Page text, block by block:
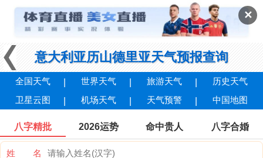
✕
意大利亚历山德里亚天气预报查询
全国天气 世界天气 旅游天气
历史天气
卫星云图
机场天气 天气预警 中国地图
八字精批 2026运势 命中贵人 八字合婚
姓 名